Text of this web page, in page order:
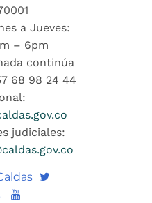
a Jueves:
– 6pm
continúa
68 98 24 44
judiciales:
Twitter
Youtube